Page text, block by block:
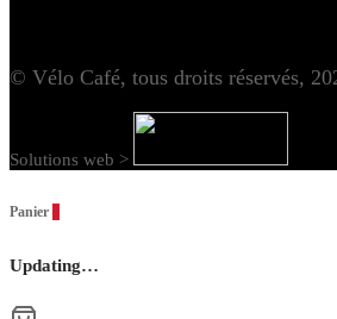
© Vélo Café, tous droits réservés,
Solutions web >
Panier
Updating…